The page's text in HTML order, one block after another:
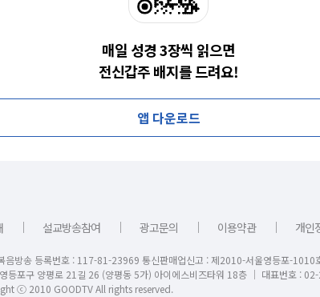
매일 성경 3장씩 읽으면
전신갑주 배지를 드려요!
앱 다운로드
｜ 설교방송참여 ｜ 광고문의 ｜ 이용약관 ｜ 개인
음방송 등록번호 : 117-81-23969 통신판매업신고 : 제2010-서울영등포-1010
등포구 양평로 21길 26 (양평동 5가) 아이에스비즈타워 18층 │ 대표번호 :
ⓒ 2010 GOODTV All rights reserved.